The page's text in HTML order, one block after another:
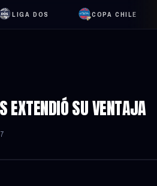
LIGA DOS COPA CHILE
SU VENTAJA